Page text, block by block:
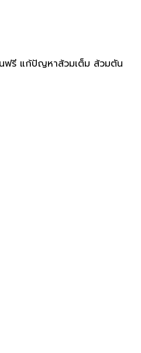
ฟรี แก้ปัญหาส้วมเต็ม ส้วมตัน